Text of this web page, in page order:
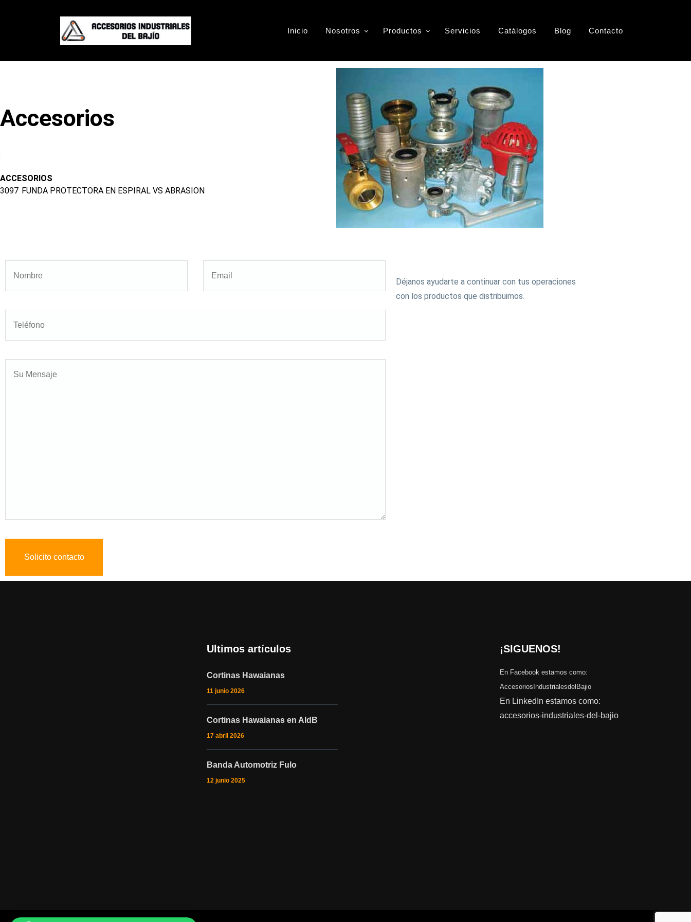
Inicio Nosotros Productos Servicios Catálogos Blog Contacto
Manguera Industrial
Accesorios
.
ACCESORIOS
3097 FUNDA PROTECTORA EN ESPIRAL VS ABRASION
Déjanos ayudarte a continuar con tus operaciones
con los productos que distribuimos.
Ultimos artículos
Cortinas Hawaianas
11 junio 2026
Cortinas Hawaianas en AIdB
17 abril 2026
Banda Automotriz Fulo
12 junio 2025
¡SIGUENOS!
En Facebook estamos como:
AccesoriosIndustrialesdelBajio
En LinkedIn estamos como:
accesorios-industriales-del-bajio